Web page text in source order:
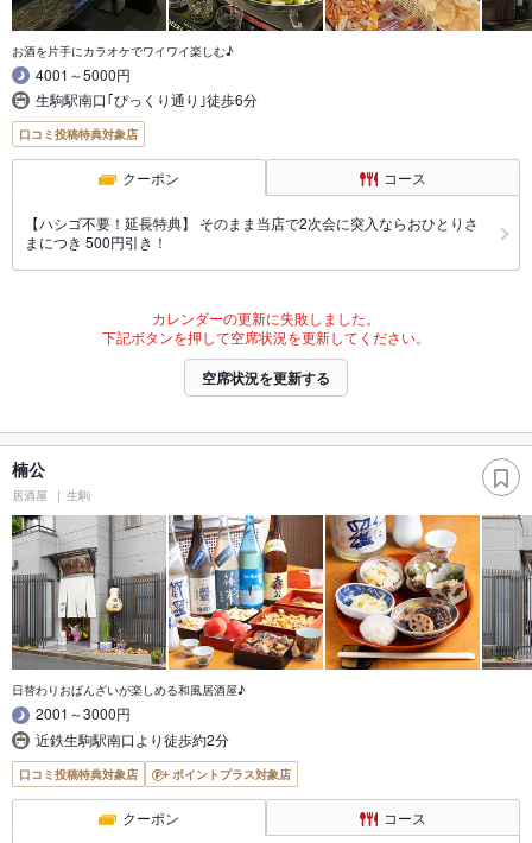
お酒を片手にカラオケでワイワイ楽しむ♪
4001～5000円
生駒駅南口｢ぴっくり通り｣徒歩6分
口コミ投稿特典対象店
クーポン コース
【ハシゴ不要！延長特典】 そのまま当店で2次会に突入ならおひとりさ
まにつき 500円引き！
カレンダーの更新に失敗しました。
下記ボタンを押して空席状況を更新してください。
空席状況を更新する
楠公
居酒屋 生駒
日替わりおばんざいが楽しめる和風居酒屋♪
2001～3000円
近鉄生駒駅南口より徒歩約2分
口コミ投稿特典対象店 ポイントプラス対象店
クーポン コース